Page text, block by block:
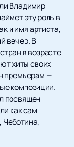
Владимир
эту роль в
и имя артиста,
вечер. В
в возрасте
хиты своих
премьерам —
композиции.
посвящен
как сам
Чеботина,